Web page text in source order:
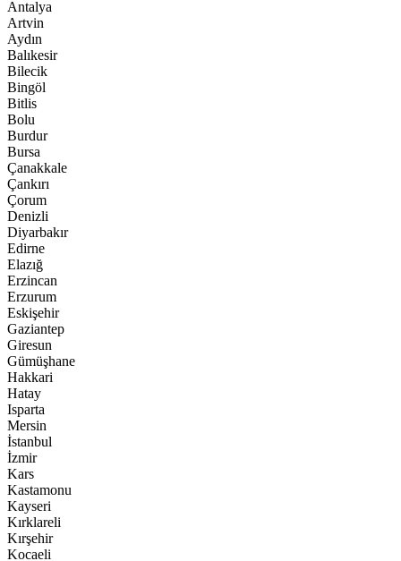
Antalya
Artvin
Aydın
Balıkesir
Bilecik
Bingöl
Bitlis
Bolu
Burdur
Bursa
Çanakkale
Çankırı
Çorum
Denizli
Diyarbakır
Edirne
Elazığ
Erzincan
Erzurum
Eskişehir
Gaziantep
Giresun
Gümüşhane
Hakkari
Hatay
Isparta
Mersin
İstanbul
İzmir
Kars
Kastamonu
Kayseri
Kırklareli
Kırşehir
Kocaeli